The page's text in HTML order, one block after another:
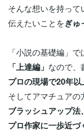
そんな想いを持って
伝えたいことをぎゅ
「小説の基礎編」で
「上達編」 なので、
プロの現場で20年
そしてアマチュアの
ブラッシュアップ法、
プロ作家に一歩近づ